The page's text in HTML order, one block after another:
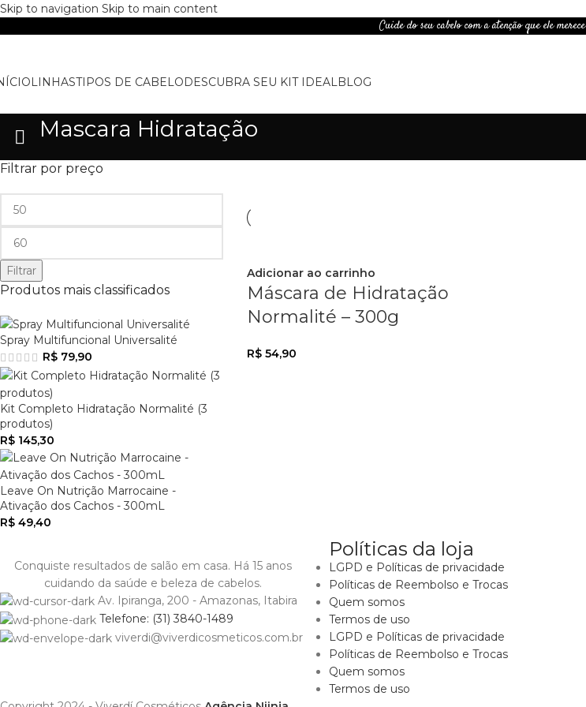
Skip to navigation Skip to main content
Cuide do seu cabelo com a atenção que ele merece
LINHASTIPOS DE CABELODESCUBRA SEU KIT IDEAL BLOG
Mascara Hidratação
Filtrar por preço
Filtrar
Produtos mais classificados
Spray Multifuncional Universalité
R$ 79,90
Kit Completo Hidratação Normalité (3
produtos)
R$ 145,30
Leave On Nutrição Marrocaine -
Ativação dos Cachos - 300mL
R$ 49,40
Adicionar ao carrinho
Máscara de Hidratação
Normalité – 300g
R$54,90
Conquiste resultados de salão em casa. Há 15 anos
cuidando da saúde e beleza de cabelos.
Av. Ipiranga, 200 - Amazonas, Itabira
Telefone: (31) 3840-1489
viverdi@viverdicosmeticos.com.br
Políticas da loja
LGPD e Políticas de privacidade
Políticas de Reembolso e Trocas
Quem somos
Termos de uso
LGPD e Políticas de privacidade
Políticas de Reembolso e Trocas
Quem somos
Termos de uso